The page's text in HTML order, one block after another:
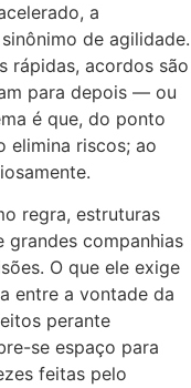
a
de agilidade.
rápidas, acordos são
para depois — ou
é que, do ponto
elimina riscos; ao
regra, estruturas
companhias
O que ele exige
entre a vontade da
perante
se espaço para
feitas pelo